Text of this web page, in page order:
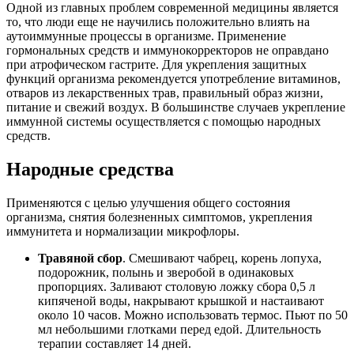
Одной из главных проблем современной медицины является
то, что люди еще не научились положительно влиять на
аутоиммунные процессы в организме. Применение
гормональных средств и иммунокорректоров не оправдано
при атрофическом гастрите. Для укрепления защитных
функций организма рекомендуется употребление витаминов,
отваров из лекарственных трав, правильный образ жизни,
питание и свежий воздух. В большинстве случаев укрепление
иммунной системы осуществляется с помощью народных
средств.
Народные средства
Применяются с целью улучшения общего состояния
организма, снятия болезненных симптомов, укрепления
иммунитета и нормализации микрофлоры.
Травяной сбор. Смешивают чабрец, корень лопуха,
подорожник, полынь и зверобой в одинаковых
пропорциях. Заливают столовую ложку сбора 0,5 л
кипяченой воды, накрывают крышкой и настаивают
около 10 часов. Можно использовать термос. Пьют по 50
мл небольшими глотками перед едой. Длительность
терапии составляет 14 дней.